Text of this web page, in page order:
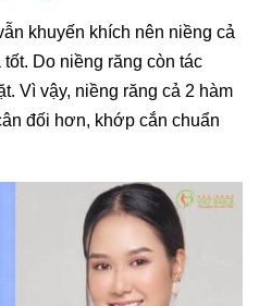
khuyến khích nên niềng cả
Do niềng răng còn tác
Vì vậy, niềng răng cả 2 hàm
đối hơn, khớp cắn chuẩn